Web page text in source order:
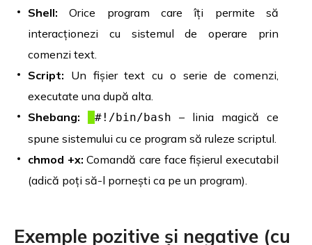
Shell: Orice program care îți permite să
interacționezi cu sistemul de operare prin
comenzi text.
Script: Un fișier text cu o serie de comenzi,
executate una după alta.
Shebang:
#!/bin/bash – linia magică ce
spune sistemului cu ce program să ruleze scriptul.
chmod +x: Comandă care face fișierul executabil
(adică poți să-l pornești ca pe un program).
Exemple pozitive și negative (cu